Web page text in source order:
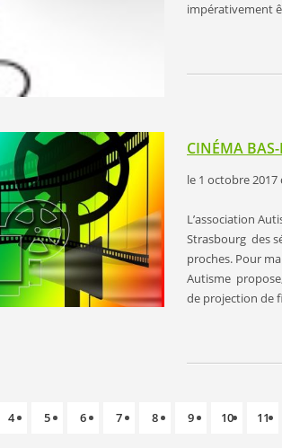
impérativement
CINÉMA
le 1 octobre 2017
L’association
Strasbourg des
proches. Pour
Autisme
de projection de
4 5 6 7 8 9 10 11